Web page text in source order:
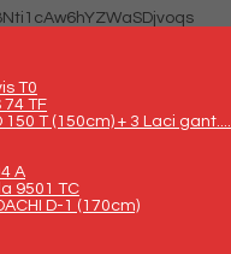
T0
74 TF
150 T (150cm) + 3 Laci gant....
A
9501 TC
D-1 (170cm)